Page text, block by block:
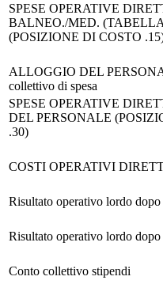
SPESE OPERATIVE
BALNEO./MED.
(POSIZIONE DI COSTO
ALLOGGIO DEL
collettivo di spesa
SPESE OPERATIVE
DEL PERSONALE
.30)
COSTI OPERATIVI
Risultato operativo lordo dopo
Risultato operativo lordo dopo
Conto collettivo stipendi